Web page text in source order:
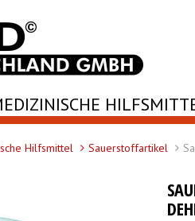
Hilfsmittel Sauerstoffartikel